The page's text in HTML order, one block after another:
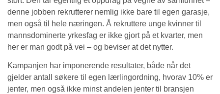
denne jobben rekrutterer nemlig ikke bare til egen garasje,
men også til hele næringen. Å rekruttere unge kvinner til
mannsdominerte yrkesfag er ikke gjort på et kvarter, men
her er man godt på vei – og beviser at det nytter.
Kampanjen har imponerende resultater, både når det
gjelder antall søkere til egen lærlingordning, hvorav 10% er
jenter, men også ikke minst andelen jenter til bransjen